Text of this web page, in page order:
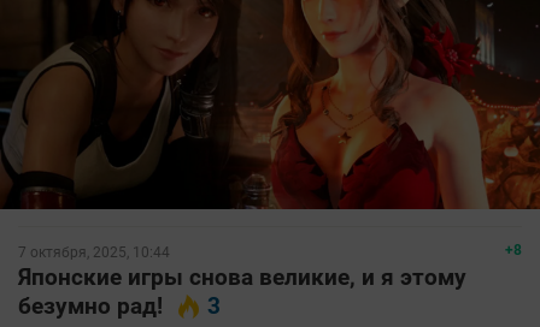
+8
7 октября, 2025, 10:44
Японские игры снова великие, и я этому
безумно рад!
3